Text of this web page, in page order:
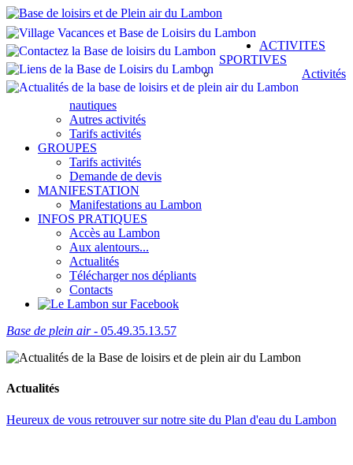
ACTIVITES
SPORTIVES
Activités
nautiques
Autres activités
Tarifs activités
GROUPES
Tarifs activités
Demande de devis
MANIFESTATION
Manifestations au Lambon
INFOS PRATIQUES
Accès au Lambon
Aux alentours...
Actualités
Télécharger nos dépliants
Contacts
Base de plein air- 05.49.35.13.57
Actualités
Heureux de vous retrouver sur notre site du Plan d'eau du Lambon